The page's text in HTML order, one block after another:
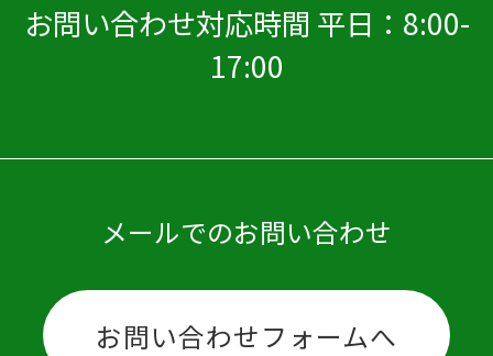
お問い合わせ対応時間 平日：8:00-
17:00
メールでのお問い合わせ
お問い合わせフォームへ